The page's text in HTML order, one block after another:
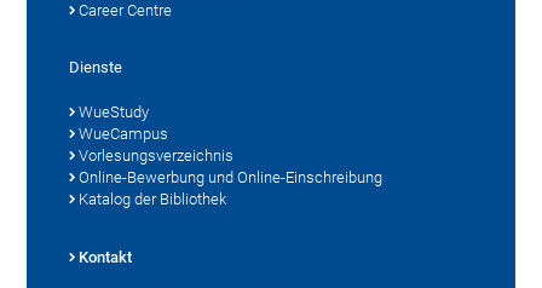
Career Centre
Dienste
WueStudy
WueCampus
Vorlesungsverzeichnis
Online-Bewerbung und Online-Einschreibung
Katalog der Bibliothek
Kontakt